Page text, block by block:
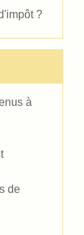
?
à
de